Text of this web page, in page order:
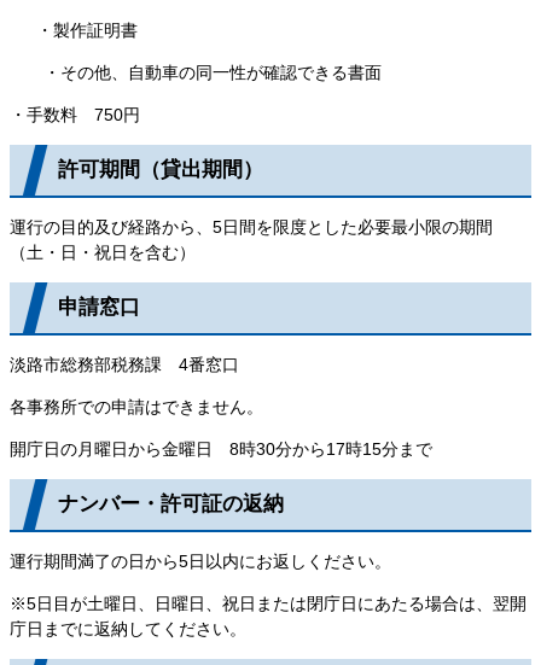
・製作証明書
・その他、自動車の同一性が確認できる書面
・手数料 750円
許可期間（貸出期間）
運行の目的及び経路から、5日間を限度とした必要最小限の期間
（土・日・祝日を含む）
申請窓口
淡路市総務部税務課 4番窓口
各事務所での申請はできません。
開庁日の月曜日から金曜日 8時30分から17時15分まで
ナンバー・許可証の返納
運行期間満了の日から5日以内にお返しください。
※5日目が土曜日、日曜日、祝日または閉庁日にあたる場合は、翌開
庁日までに返納してください。